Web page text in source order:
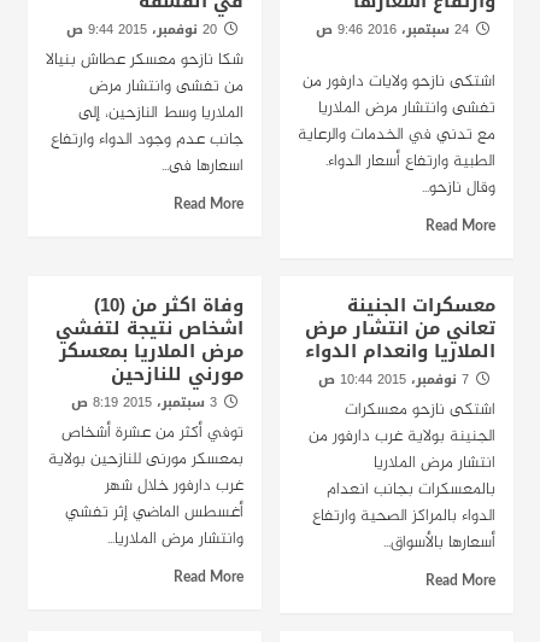
24 سبتمبر، 2016 9:46 ص
اشتكى نازحو ولايات دارفور من
تفشى وانتشار مرض الملاريا
مع تدني في الخدمات والرعاية
الطبية وارتفاع أسعار الدواء.
وقال نازحو...
Read More
20 نوفمبر، 2015 9:44 ص
شكا نازحو معسكر عطاش بنيالا
من تفشى وانتشار مرض
الملاريا وسط النازحين، إلى
جانب عدم وجود الدواء وارتفاع
اسعارها فى...
Read More
معسكرات الجنينة
تعاني من انتشار مرض
الملاريا وانعدام الدواء
7 نوفمبر، 2015 10:44 ص
اشتكى نازحو معسكرات
الجنينة بولاية غرب دارفور من
انتشار مرض الملاريا
بالمعسكرات بجانب انعدام
الدواء بالمراكز الصحية وارتفاع
أسعارها بالأسواق...
Read More
وفاة اكثر من (10)
اشخاص نتيجة لتفشي
مرض الملاريا بمعسكر
مورني للنازحين
3 سبتمبر، 2015 8:19 ص
توفي أكثر من عشرة أشخاص
بمعسكر مورنى للنازحين بولاية
غرب دارفور خلال شهر
أغسطس الماضي إثر تفشي
وانتشار مرض الملاريا...
Read More